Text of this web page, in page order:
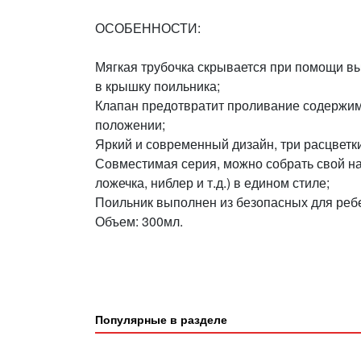
ОСОБЕННОСТИ:
Мягкая трубочка скрывается при помощи
в крышку поильника;
Клапан предотвратит проливание
положении;
Яркий и современный дизайн, три
Совместимая серия, можно собрать свой
ложечка, ниблер и т.д.) в едином стиле;
Поильник выполнен из безопасных для
Объем: 300мл.
Популярные в разделе